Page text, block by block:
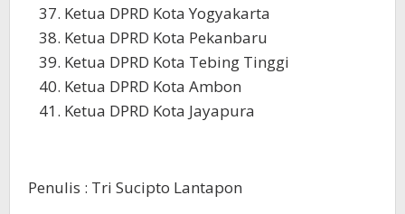
Ketua DPRD Kota Yogyakarta
Ketua DPRD Kota Pekanbaru
Ketua DPRD Kota Tebing Tinggi
Ketua DPRD Kota Ambon
Ketua DPRD Kota Jayapura
Penulis : Tri Sucipto Lantapon